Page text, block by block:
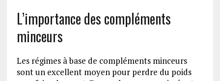
L’importance des compléments
minceurs
Les régimes à base de compléments minceurs
sont un excellent moyen pour perdre du poids